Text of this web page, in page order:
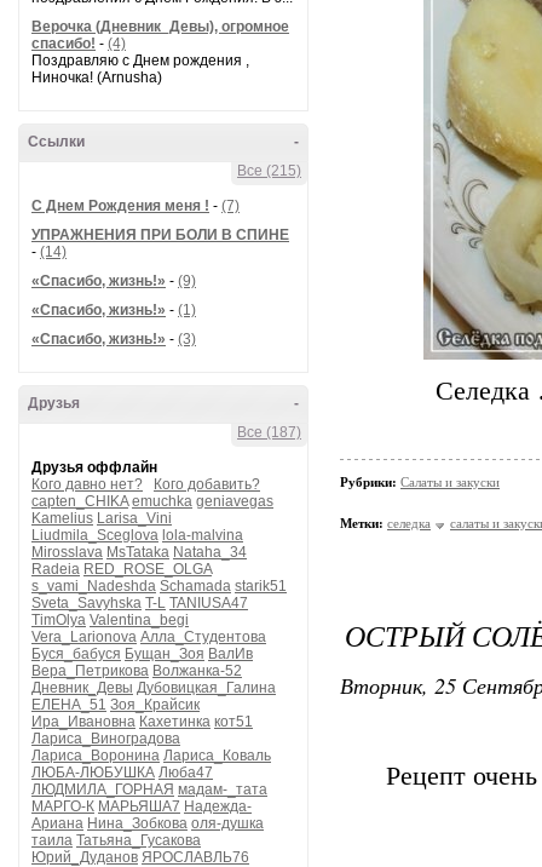
Верочка (Дневник_Девы), огромное
спасибо! - (4)
Поздравляю с Днем рождения ,
Ниночка! (Arnusha)
-
Ссылки
Все (215)
С Днем Рождения меня ! - (7)
УПРАЖНЕНИЯ ПРИ БОЛИ В СПИНЕ
- (14)
«Спасибо, жизнь!» - (9)
«Спасибо, жизнь!» - (1)
«Спасибо, жизнь!» - (3)
-
Друзья
Все (187)
Друзья оффлайн
Кого давно нет?
Кого добавить?
capten_CHIKA emuchka geniavegas
Kamelius Larisa_Vini
Liudmila_Sceglova lola-malvina
Mirosslava MsTataka Nataha_34
Radeia RED_ROSE_OLGA
s_vami_Nadeshda Schamada starik51
Sveta_Savyhska T-L TANIUSA47
TimOlya Valentina_begi
Vera_Larionova Алла_Студентова
Буся_бабуся Бущан_Зоя ВалИв
Вера_Петрикова Волжанка-52
Дневник_Девы Дубовицкая_Галина
ЕЛЕНА_51 Зоя_Крайсик
Ира_Ивановна Кахетинка кот51
Лариса_Виноградова
Лариса_Воронина Лариса_Коваль
ЛЮБА-ЛЮБУШКА Люба47
ЛЮДМИЛА_ГОРНАЯ мадам-_тата
МАРГО-К МАРЬЯША7 Надежда-
Ариана Нина_Зобкова оля-душка
таила Татьяна_Гусакова
Юрий_Дуданов ЯРОСЛАВЛЬ76
Селедка
Рубрики: Салаты и закуски
Метки: селедка салаты и
ОСТРЫЙ
Вторник, 25
Рецепт